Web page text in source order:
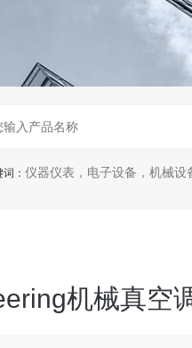
： 仪器仪表，电子设备，机械设备，工
机械真空